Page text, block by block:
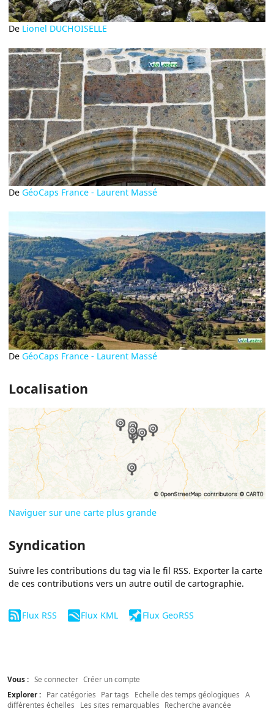
De Lionel DUCHOISELLE
De GéoCaps France - Laurent Massé
De GéoCaps France - Laurent Massé
Localisation
Naviguer sur une carte plus grande
Syndication
Suivre les contributions du tag via le fil RSS. Exporter la carte
de ces contributions vers un autre outil de cartographie.
Flux RSS Flux KML Flux GeoRSS
Vous : Se connecter Créer un compte
Explorer :
Par catégories Par tags Echelle des temps géologiques
A
différentes échelles
Les sites remarquables Recherche avancée